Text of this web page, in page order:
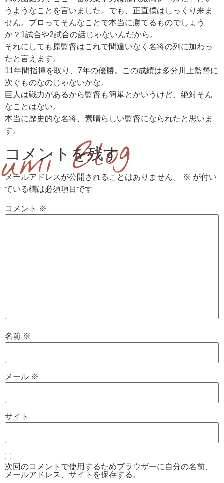
うようなことを言いました。でも、正直僕はしっくり来ま
せん。プロってそんなことで本当に勝てるものでしょう
か？1試合や2試合の話じゃないんだから。
それにしても原監督はこれで間違いなく名将の列に加わっ
たと言えます。
11年間指揮を取り、7年の優勝。この成績は多分川上監督に
次ぐものなのじゃないかな。
巨人は戦力があるから監督も簡単とかいうけど、絶対そん
なことはない。
本当に歴史的な名将、素晴らしい監督になられたと思いま
す。
コメントを残す
メールアドレスが公開されることはありません。 ※ が付い
ている欄は必須項目です
コメント ※
名前 ※
メール ※
サイト
次回のコメントで使用するためブラウザーに自分の名前、
メールアドレス、サイトを保存する。